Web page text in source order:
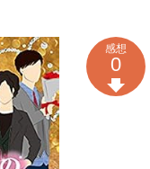
感想
0